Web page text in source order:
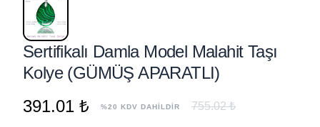
Sertifikalı Damla Model Malahit Taşı
Kolye (GÜMÜŞ APARATLI)
391.01 ₺
%20 KDV DAHİLDİR 755.02 ₺